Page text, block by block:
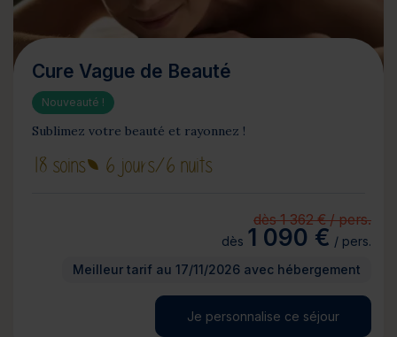
Cure Vague de Beauté
Nouveauté !
Sublimez votre beauté et rayonnez !
18 soins 6 jours/6 nuits
dès 1 362 € / pers.
dès 1 090 € / pers.
Meilleur tarif au 17/11/2026 avec hébergement
Je personnalise ce séjour